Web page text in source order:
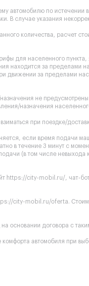
автомобилю по истечении
В случае указания
количества, расчет
для населенного
находится за пределами
движении за пределами
не
назначения
при поездке/
если время подачи
в течение 3 минут с
(в том числе невыхода
https://city-mobil.ru/ , чат-
city-mobil.ru/oferta.
договора с
автомобиля при